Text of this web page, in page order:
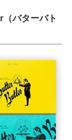
バターバト